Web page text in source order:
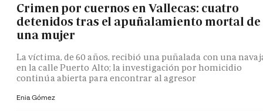
Crimen por cuernos en Vallecas: cuatro
detenidos tras el apuñalamiento mortal de
una mujer
La víctima, de 60 años, recibió una puñalada con una
en la calle Puerto Alto; la investigación por homicidio
continúa abierta para encontrar al agresor
Enia Gómez